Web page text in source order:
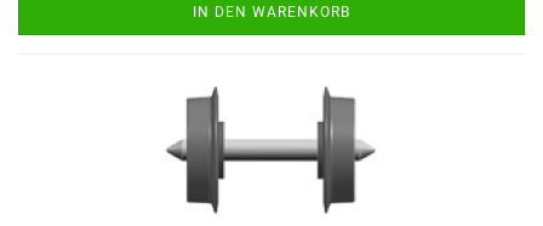
IN DEN WARENKORB